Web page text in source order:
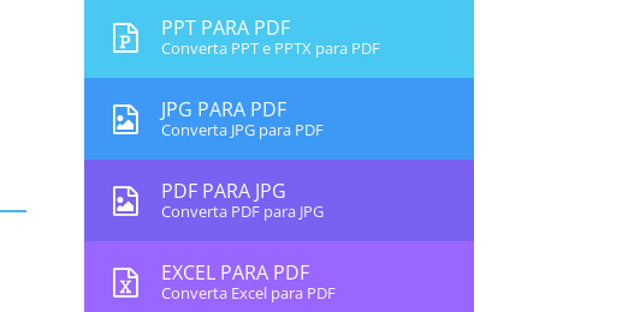
PPT PARA PDF
Converta PPT e PPTX para PDF
JPG PARA PDF
Converta JPG para PDF
PDF PARA JPG
Converta PDF para JPG
EXCEL PARA PDF
Converta Excel para PDF